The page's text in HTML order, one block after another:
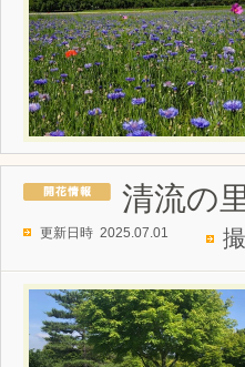
清流の
更新日時 2025.07.01